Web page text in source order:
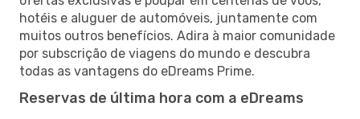
hotéis e aluguer de automóveis, juntamente com
muitos outros benefícios. Adira à maior comunidade
por subscrição de viagens do mundo e descubra
todas as vantagens do eDreams Prime.
Reservas de última hora com a eDreams